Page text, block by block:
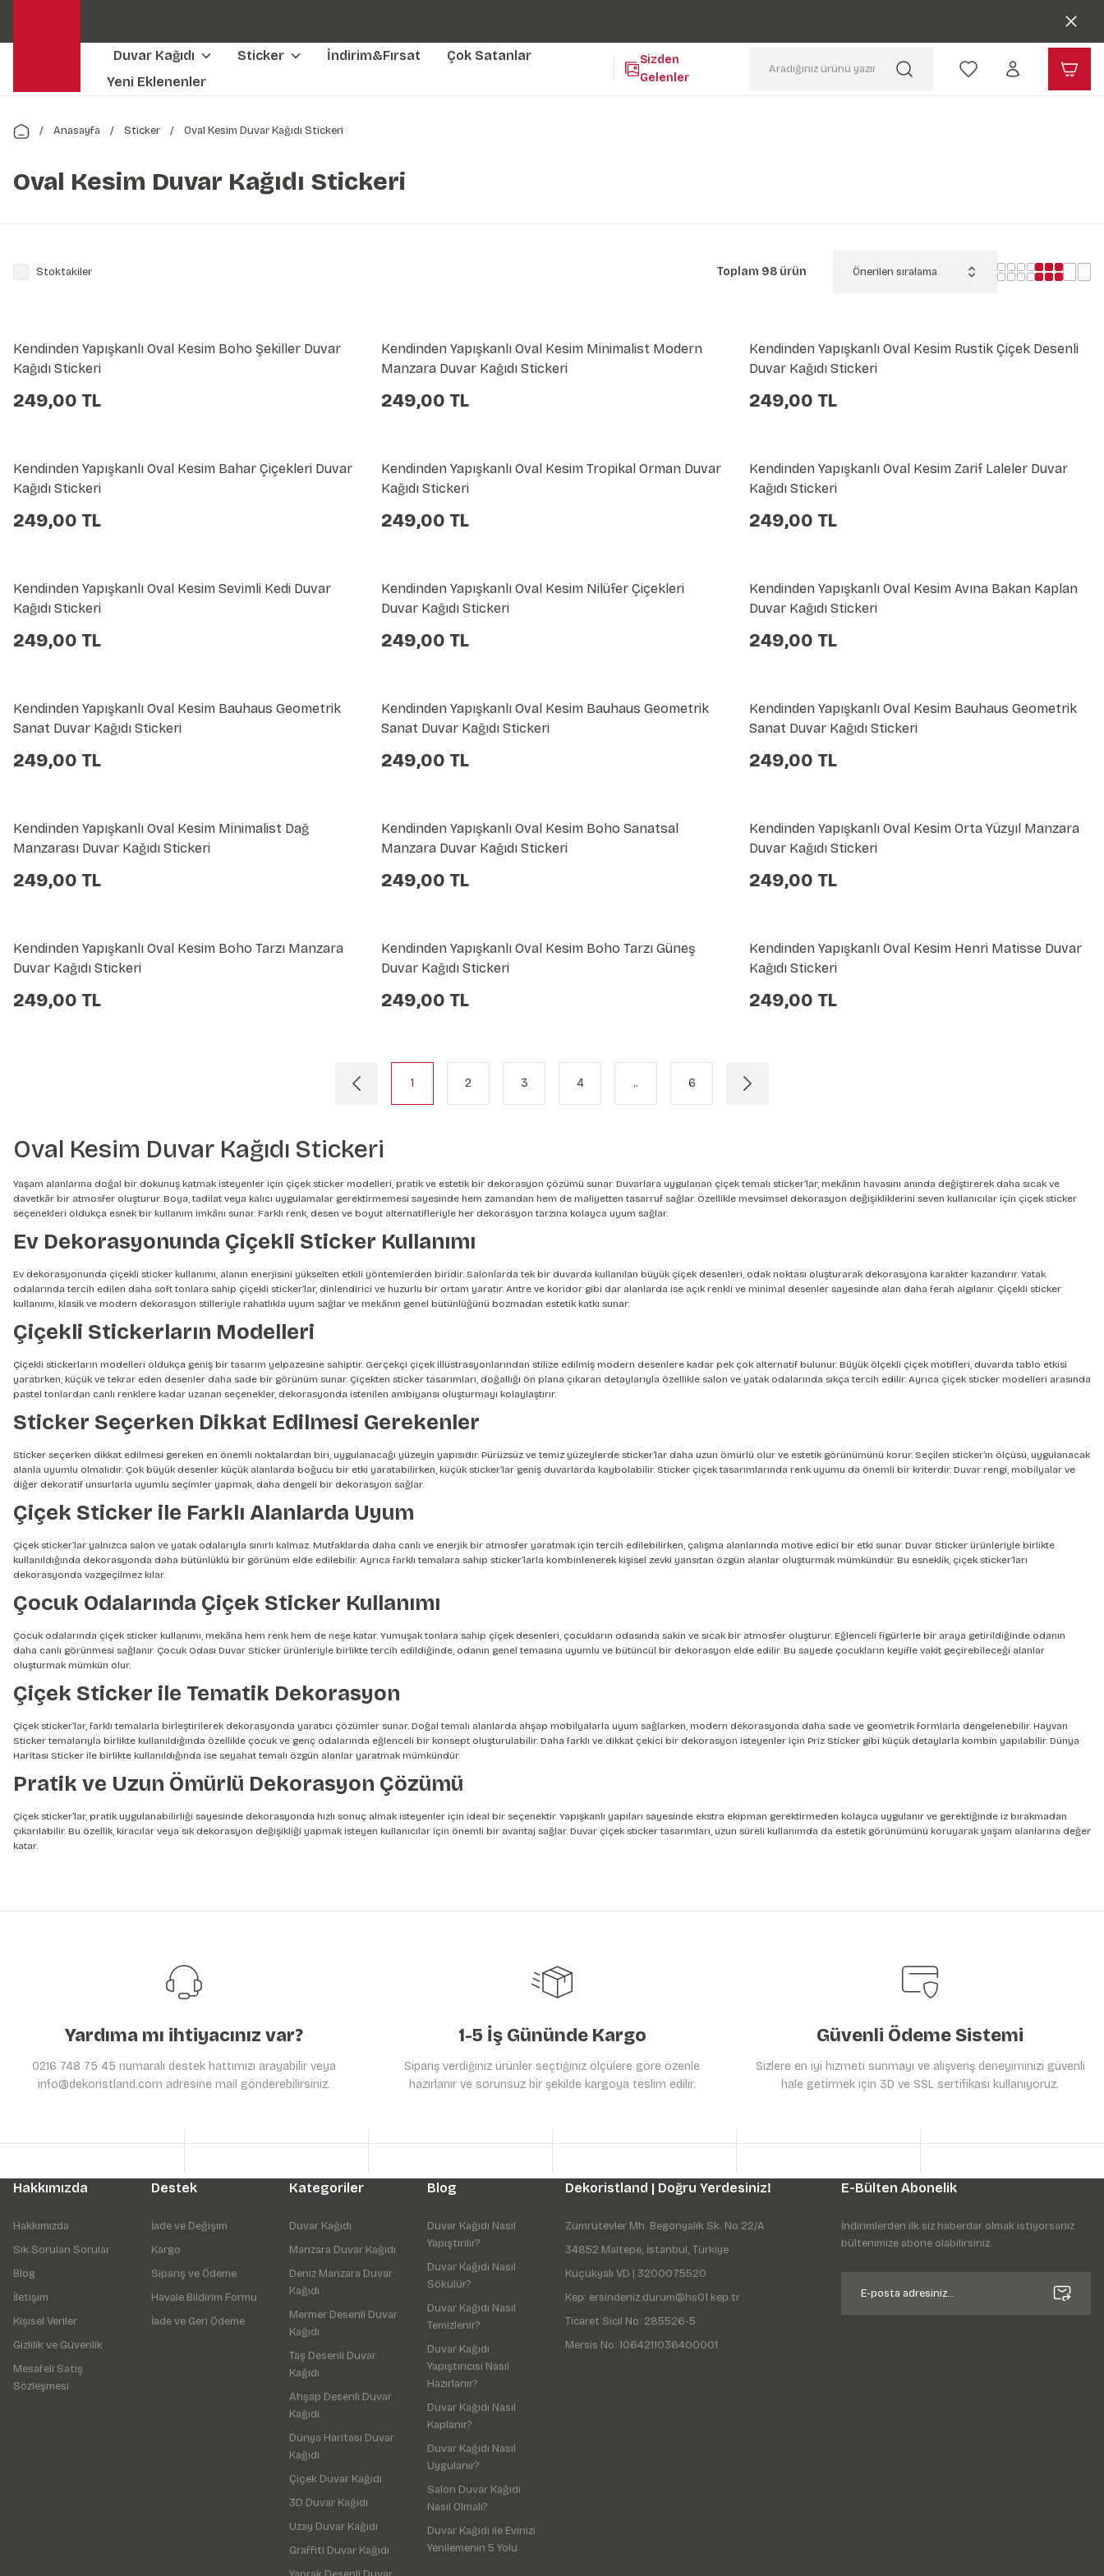
Kendinden Yapışkanlı Kolay Uygulanan Duvar Kağıtları😇
Duvar Kağıdı Sticker İndirim&Fırsat
Çok Satanlar
Yeni Eklenenler
Sizden
Gelenler
Anasayfa Sticker Oval Kesim Duvar Kağıdı Stickeri
Oval Kesim Duvar Kağıdı Stickeri
Stoktakiler Toplam 98 ürün
Kendinden Yapışkanlı Oval Kesim Boho Şekiller Duvar
Kağıdı Stickeri
249,00 TL
Kendinden Yapışkanlı Oval Kesim Minimalist Modern
Manzara Duvar Kağıdı Stickeri
249,00 TL
Kendinden Yapışkanlı Oval Kesim Rustik Çiçek Desenli
Duvar Kağıdı Stickeri
249,00 TL
Kendinden Yapışkanlı Oval Kesim Bahar Çiçekleri Duvar
Kağıdı Stickeri
249,00 TL
Kendinden Yapışkanlı Oval Kesim Tropikal Orman Duvar
Kağıdı Stickeri
249,00 TL
Kendinden Yapışkanlı Oval Kesim Zarif Laleler Duvar
Kağıdı Stickeri
249,00 TL
Kendinden Yapışkanlı Oval Kesim Sevimli Kedi Duvar
Kağıdı Stickeri
249,00 TL
Kendinden Yapışkanlı Oval Kesim Nilüfer Çiçekleri
Duvar Kağıdı Stickeri
249,00 TL
Kendinden Yapışkanlı Oval Kesim Avına Bakan Kaplan
Duvar Kağıdı Stickeri
249,00 TL
Kendinden Yapışkanlı Oval Kesim Bauhaus Geometrik
Sanat Duvar Kağıdı Stickeri
249,00 TL
Kendinden Yapışkanlı Oval Kesim Bauhaus Geometrik
Sanat Duvar Kağıdı Stickeri
249,00 TL
Kendinden Yapışkanlı Oval Kesim Bauhaus Geometrik
Sanat Duvar Kağıdı Stickeri
249,00 TL
Kendinden Yapışkanlı Oval Kesim Minimalist Dağ
Manzarası Duvar Kağıdı Stickeri
249,00 TL
Kendinden Yapışkanlı Oval Kesim Boho Sanatsal
Manzara Duvar Kağıdı Stickeri
249,00 TL
Kendinden Yapışkanlı Oval Kesim Orta Yüzyıl Manzara
Duvar Kağıdı Stickeri
249,00 TL
Kendinden Yapışkanlı Oval Kesim Boho Tarzı Manzara
Duvar Kağıdı Stickeri
249,00 TL
Kendinden Yapışkanlı Oval Kesim Boho Tarzı Güneş
Duvar Kağıdı Stickeri
249,00 TL
Kendinden Yapışkanlı Oval Kesim Henri Matisse Duvar
Kağıdı Stickeri
249,00 TL
1 2 3 4 .. 6
Oval Kesim Duvar Kağıdı Stickeri
Yaşam alanlarına doğal bir dokunuş katmak isteyenler için çiçek sticker modelleri, pratik ve estetik bir dekorasyon çözümü sunar. Duvarlara uygulanan çiçek temalı sticker’lar, mekânın havasını anında değiştirerek daha sıcak ve
davetkâr bir atmosfer oluşturur. Boya, tadilat veya kalıcı uygulamalar gerektirmemesi sayesinde hem zamandan hem de maliyetten tasarruf sağlar. Özellikle mevsimsel dekorasyon değişikliklerini seven kullanıcılar için çiçek sticker
seçenekleri oldukça esnek bir kullanım imkânı sunar. Farklı renk, desen ve boyut alternatifleriyle her dekorasyon tarzına kolayca uyum sağlar.
Ev Dekorasyonunda Çiçekli Sticker Kullanımı
Ev dekorasyonunda çiçekli sticker kullanımı, alanın enerjisini yükselten etkili yöntemlerden biridir. Salonlarda tek bir duvarda kullanılan büyük çiçek desenleri, odak noktası oluşturarak dekorasyona karakter kazandırır. Yatak
odalarında tercih edilen daha soft tonlara sahip çiçekli sticker’lar, dinlendirici ve huzurlu bir ortam yaratır. Antre ve koridor gibi dar alanlarda ise açık renkli ve minimal desenler sayesinde alan daha ferah algılanır. Çiçekli sticker
kullanımı, klasik ve modern dekorasyon stilleriyle rahatlıkla uyum sağlar ve mekânın genel bütünlüğünü bozmadan estetik katkı sunar.
Çiçekli Stickerların Modelleri
Çiçekli stickerların modelleri oldukça geniş bir tasarım yelpazesine sahiptir. Gerçekçi çiçek illüstrasyonlarından stilize edilmiş modern desenlere kadar pek çok alternatif bulunur. Büyük ölçekli çiçek motifleri, duvarda tablo etkisi
yaratırken; küçük ve tekrar eden desenler daha sade bir görünüm sunar. Çiçekten sticker tasarımları, doğallığı ön plana çıkaran detaylarıyla özellikle salon ve yatak odalarında sıkça tercih edilir. Ayrıca çiçek sticker modelleri arasında
pastel tonlardan canlı renklere kadar uzanan seçenekler, dekorasyonda istenilen ambiyansı oluşturmayı kolaylaştırır.
Sticker Seçerken Dikkat Edilmesi Gerekenler
Sticker seçerken dikkat edilmesi gereken en önemli noktalardan biri, uygulanacağı yüzeyin yapısıdır. Pürüzsüz ve temiz yüzeylerde sticker’lar daha uzun ömürlü olur ve estetik görünümünü korur. Seçilen sticker’ın ölçüsü, uygulanacak
alanla uyumlu olmalıdır. Çok büyük desenler küçük alanlarda boğucu bir etki yaratabilirken, küçük sticker’lar geniş duvarlarda kaybolabilir. Sticker çiçek tasarımlarında renk uyumu da önemli bir kriterdir. Duvar rengi, mobilyalar ve
diğer dekoratif unsurlarla uyumlu seçimler yapmak, daha dengeli bir dekorasyon sağlar.
Çiçek Sticker ile Farklı Alanlarda Uyum
Çiçek sticker’lar yalnızca salon ve yatak odalarıyla sınırlı kalmaz. Mutfaklarda daha canlı ve enerjik bir atmosfer yaratmak için tercih edilebilirken, çalışma alanlarında motive edici bir etki sunar. Duvar Sticker ürünleriyle birlikte
kullanıldığında dekorasyonda daha bütünlüklü bir görünüm elde edilebilir. Ayrıca farklı temalara sahip sticker’larla kombinlenerek kişisel zevki yansıtan özgün alanlar oluşturmak mümkündür. Bu esneklik, çiçek sticker’ları
dekorasyonda vazgeçilmez kılar.
Çocuk Odalarında Çiçek Sticker Kullanımı
Çocuk odalarında çiçek sticker kullanımı, mekâna hem renk hem de neşe katar. Yumuşak tonlara sahip çiçek desenleri, çocukların odasında sakin ve sıcak bir atmosfer oluşturur. Eğlenceli figürlerle bir araya getirildiğinde odanın
daha canlı görünmesi sağlanır. Çocuk Odası Duvar Sticker ürünleriyle birlikte tercih edildiğinde, odanın genel temasına uyumlu ve bütüncül bir dekorasyon elde edilir. Bu sayede çocukların keyifle vakit geçirebileceği alanlar
oluşturmak mümkün olur.
Çiçek Sticker ile Tematik Dekorasyon
Çiçek sticker’lar, farklı temalarla birleştirilerek dekorasyonda yaratıcı çözümler sunar. Doğal temalı alanlarda ahşap mobilyalarla uyum sağlarken, modern dekorasyonda daha sade ve geometrik formlarla dengelenebilir. Hayvan
Sticker temalarıyla birlikte kullanıldığında özellikle çocuk ve genç odalarında eğlenceli bir konsept oluşturulabilir. Daha farklı ve dikkat çekici bir dekorasyon isteyenler için Priz Sticker gibi küçük detaylarla kombin yapılabilir. Dünya
Haritası Sticker ile birlikte kullanıldığında ise seyahat temalı özgün alanlar yaratmak mümkündür.
Pratik ve Uzun Ömürlü Dekorasyon Çözümü
Çiçek sticker’lar, pratik uygulanabilirliği sayesinde dekorasyonda hızlı sonuç almak isteyenler için ideal bir seçenektir. Yapışkanlı yapıları sayesinde ekstra ekipman gerektirmeden kolayca uygulanır ve gerektiğinde iz bırakmadan
çıkarılabilir. Bu özellik, kiracılar veya sık dekorasyon değişikliği yapmak isteyen kullanıcılar için önemli bir avantaj sağlar. Duvar çiçek sticker tasarımları, uzun süreli kullanımda da estetik görünümünü koruyarak yaşam alanlarına değer
katar.
Yardıma mı ihtiyacınız var?
0216 748 75 45 numaralı destek hattımızı arayabilir veya
info@dekoristland.com adresine mail gönderebilirsiniz.
1-5 İş Gününde Kargo
Sipariş verdiğiniz ürünler seçtiğiniz ölçülere göre özenle
hazırlanır ve sorunsuz bir şekilde kargoya teslim edilir.
Güvenli Ödeme Sistemi
Sizlere en iyi hizmeti sunmayı ve alışveriş deneyiminizi güvenli
hale getirmek için 3D ve SSL sertifikası kullanıyoruz.
Hakkımızda
Hakkımızda
Sık Sorulan Sorular
Blog
İletişim
Kişisel Veriler
Gizlilik ve Güvenlik
Mesafeli Satış
Sözleşmesi
Destek
İade ve Değişim
Kargo
Sipariş ve Ödeme
Havale Bildirim Formu
İade ve Geri Ödeme
Kategoriler
Duvar Kağıdı
Manzara Duvar Kağıdı
Deniz Manzara Duvar
Kağıdı
Mermer Desenli Duvar
Kağıdı
Taş Desenli Duvar
Kağıdı
Ahşap Desenli Duvar
Kağıdı
Dünya Haritası Duvar
Kağıdı
Çiçek Duvar Kağıdı
3D Duvar Kağıdı
Uzay Duvar Kağıdı
Graffiti Duvar Kağıdı
Blog
Duvar Kağıdı Nasıl
Yapıştırılır?
Duvar Kağıdı Nasıl
Sökülür?
Duvar Kağıdı Nasıl
Temizlenir?
Duvar Kağıdı
Yapıştırıcısı Nasıl
Hazırlanır?
Duvar Kağıdı Nasıl
Kaplanır?
Duvar Kağıdı Nasıl
Uygulanır?
Salon Duvar Kağıdı
Nasıl Olmalı?
Duvar Kağıdı ile Evinizi
Yenilemenin 5 Yolu
Dekoristland | Doğru Yerdesiniz!
Zümrütevler Mh. Begonyalık Sk. No:22/A
34852 Maltepe, İstanbul, Türkiye
Küçükyalı VD | 3200075520
Kep: ersindeniz.durum@hs01.kep.tr
Ticaret Sicil No: 285526-5
Mersis No: 1064211036400001
E-Bülten Abonelik
İndirimlerden ilk siz haberdar olmak istiyorsanız
bültenimize abone olabilirsiniz.